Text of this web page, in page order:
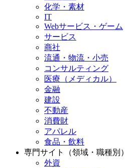
化学・素材
IT
Webサービス・ゲーム
サービス
商社
流通・物流・小売
コンサルティング
医療（メディカル）
金融
建設
不動産
消費財
アパレル
食品・飲料
専門サイト（領域・職種別）
外資